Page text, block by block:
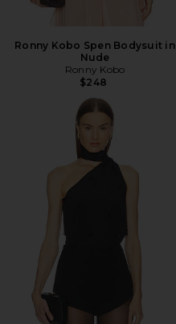
Ronny Kobo Spen Bodysuit in
Nude
Ronny Kobo
$248